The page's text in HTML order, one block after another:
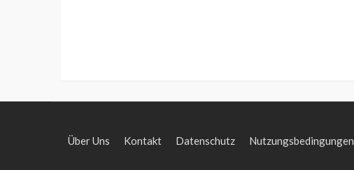
Über Uns Kontakt Datenschutz Nutzungsbedingungen